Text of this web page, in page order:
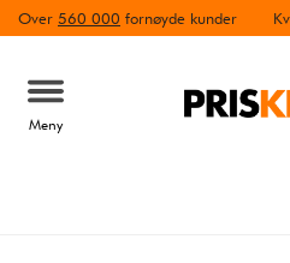
Over 560 000 fornøyde kunder
Meny